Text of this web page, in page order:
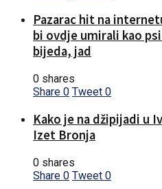
Pazarac hit na
bi ovdje umirali kao
bijeda, jad
0 shares
Share 0 Tweet 0
Kako je na džipijadi u
Izet Bronja
0 shares
Share 0 Tweet 0